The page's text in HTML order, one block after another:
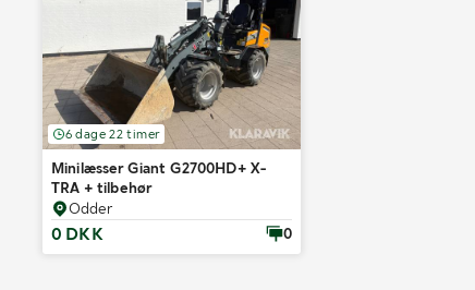
6 dage 22 timer
Minilæsser Giant G2700HD+ X-
TRA + tilbehør
Odder
0 DKK 0